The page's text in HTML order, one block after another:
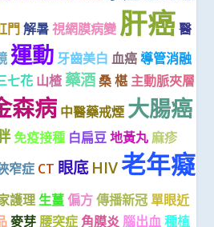
門 解暑 視網膜病變 肝癌 醫
運動 牙齒美白 血癌 導管消融
七花 山楂 藥酒桑 椹 主動脈夾層
森病 中醫藥戒煙 大腸癌
免疫接種 白扁豆 地黃丸 麻疹
窄症 CT 眼底 HIV老年癡
護理 生薑 偏方 傳播新冠 單眼近
麥芽 腰突症 角膜炎 腦出血 種植